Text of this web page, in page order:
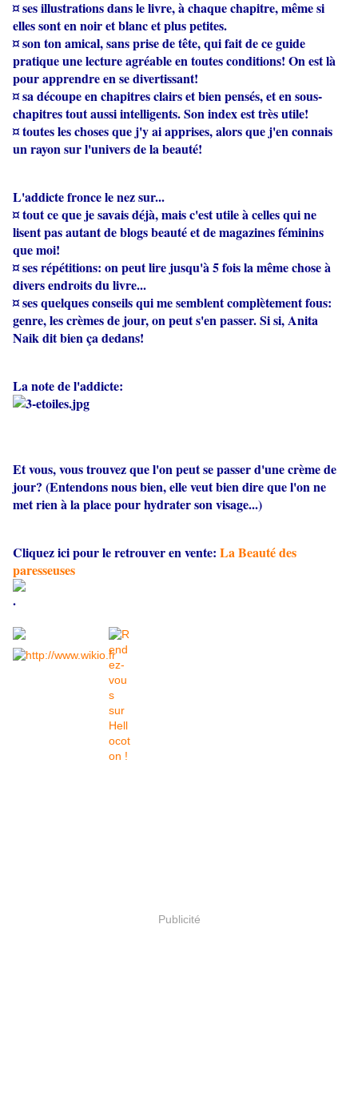
¤ ses illustrations dans le livre, à chaque chapitre, même si
elles sont en noir et blanc et plus petites.
¤ son ton amical, sans prise de tête, qui fait de ce guide
pratique une lecture agréable en toutes conditions! On est là
pour apprendre en se divertissant!
¤ sa découpe en chapitres clairs et bien pensés, et en sous-
chapitres tout aussi intelligents. Son index est très utile!
¤ toutes les choses que j'y ai apprises, alors que j'en connais
un rayon sur l'univers de la beauté!
L'addicte fronce le nez sur...
¤ tout ce que je savais déjà, mais c'est utile à celles qui ne
lisent pas autant de blogs beauté et de magazines féminins
que moi!
¤ ses répétitions: on peut lire jusqu'à 5 fois la même chose à
divers endroits du livre...
¤ ses quelques conseils qui me semblent complètement fous:
genre, les crèmes de jour, on peut s'en passer. Si si, Anita
Naik dit bien ça dedans!
La note de l'addicte:
Et vous, vous trouvez que l'on peut se passer d'une crème de
jour? (Entendons nous bien, elle veut bien dire que l'on ne
met rien à la place pour hydrater son visage...)
Cliquez ici pour le retrouver en vente: La Beauté des
paresseuses
.
Publicité